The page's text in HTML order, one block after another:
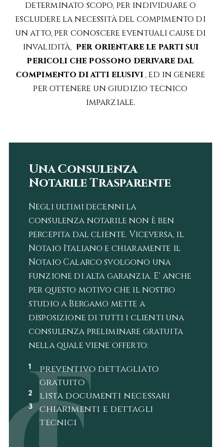
determinato scopo, per individuare o
escludere la necessità del compimento di
un atto, per conoscere eventuali cause di
invalidità, per orientare le parti sui
pericoli che possono derivare dal
compimento di atti elusivi, ed in genere
per ottenere un giudizio tecnico
imparziale.
Una Consulenza
Notarile Trasparente
Negli ultimi decenni la
consulenza notarile non è ben
percepita dal cliente. Viceversa, il
Notaio Italiano e chiaramente il
Notaio Calarco svolgono una
funzione di alta garanzia. E' anche
per questo motivo che il nostro
studio a Bergamo mette a
disposizione di tutti i clienti una
consulenza preliminare gratuita
nella quale viene offerto:
preventivo dettagliato
gratuito
lista documenti necessari
chiarimenti e dettagli
tecnici